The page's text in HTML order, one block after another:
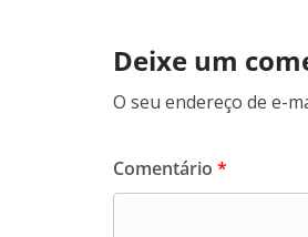
Deixe um
O seu endereço de e-
Comentário *